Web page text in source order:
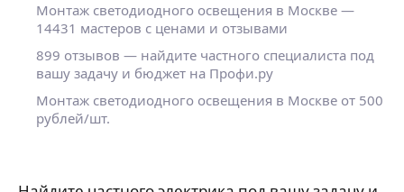
Монтаж светодиодного освещения в Москве —
14431 мастеров с ценами и отзывами
899 отзывов — найдите частного специалиста под
вашу задачу и бюджет на Профи.ру
Монтаж светодиодного освещения в Москве от 500
рублей/шт.